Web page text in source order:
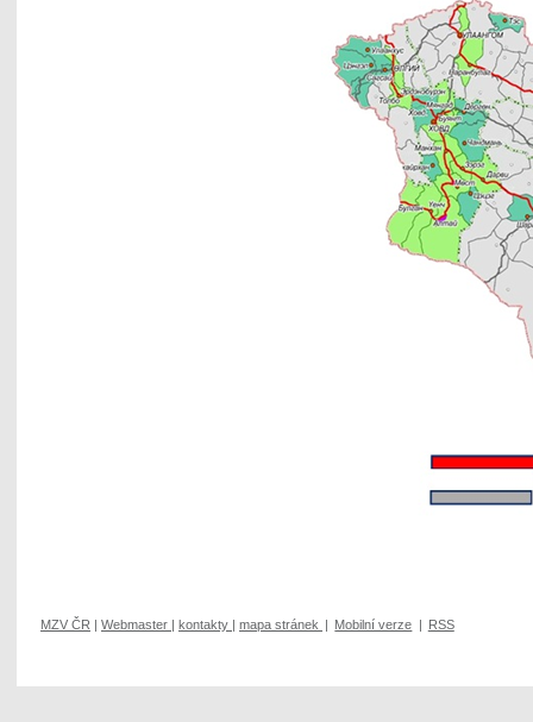
MZV ČR | Webmaster | kontakty | mapa stránek | Mobilní verze | RSS